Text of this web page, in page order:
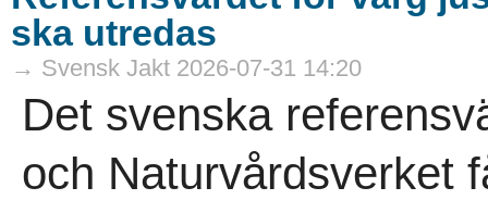
ska utredas
→ Svensk Jakt 2026-07-31 14:20
Det svenska
och Naturvårdsverket